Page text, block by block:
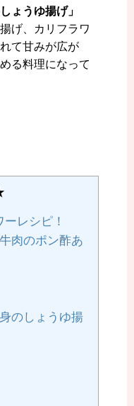
ょうゆ揚げ」
げ、カリフラワ
て甘みが広が
る料理になって
レシピ！
肉のポン酢あ
のしょうゆ揚